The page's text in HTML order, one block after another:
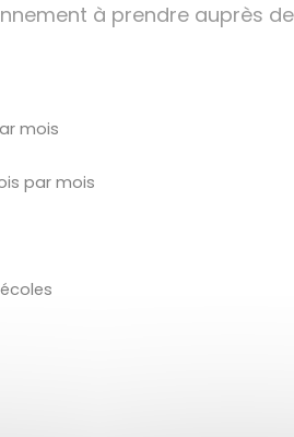
à prendre auprès de
mois
par mois